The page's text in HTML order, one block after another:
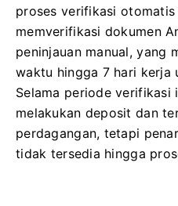
proses verifikasi
memverifikasi dokumen
peninjauan manual, yang
waktu hingga 7 hari kerja
Selama periode verifikasi
melakukan deposit dan
perdagangan, tetapi
tidak tersedia hingga